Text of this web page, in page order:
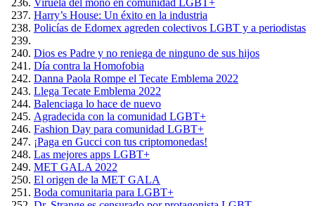
Viruela del mono en comunidad LGBT+
Harry’s House: Un éxito en la industria
Policías de Edomex agreden colectivos LGBT y a periodistas
Dios es Padre y no reniega de ninguno de sus hijos
Día contra la Homofobia
Danna Paola Rompe el Tecate Emblema 2022
Llega Tecate Emblema 2022
Balenciaga lo hace de nuevo
Agradecida con la comunidad LGBT+
Fashion Day para comunidad LGBT+
¡Paga en Gucci con tus criptomonedas!
Las mejores apps LGBT+
MET GALA 2022
El origen de la MET GALA
Boda comunitaria para LGBT+